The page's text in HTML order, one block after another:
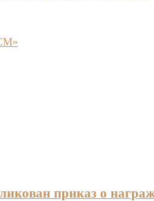
приказ о